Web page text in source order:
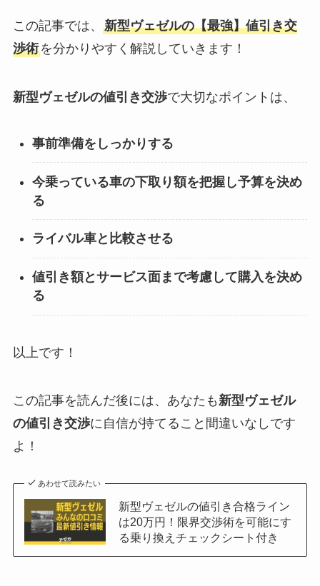
この記事では、 新型ヴェゼルの【最強】値引き交
渉術を分かりやすく解説していきます！
新型ヴェゼルの値引き交渉で大切なポイントは、
事前準備をしっかりする
今乗っている車の下取り額を把握し予算を決め
る
ライバル車と比較させる
値引き額とサービス面まで考慮して購入を決め
る
以上です！
この記事を読んだ後には、あなたも新型ヴェゼル
の値引き交渉に自信が持てること間違いなしです
よ！
あわせて読みたい
新型ヴェゼルの値引き合格ライン
は20万円！限界交渉術を可能にす
る乗り換えチェックシート付き